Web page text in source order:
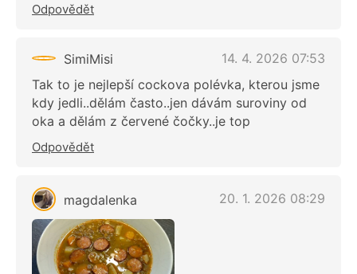
Odpovědět
SimiMisi
14. 4. 2026 07:53
Tak to je nejlepší cockova polévka, kterou jsme
kdy jedli..dělám často..jen dávám suroviny od
oka a dělám z červené čočky..je top
Odpovědět
magdalenka 20. 1. 2026 08:29